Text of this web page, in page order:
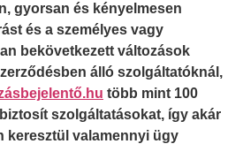
gyorsan és kényelmesen
és a személyes vagy
bekövetkezett változások
álló szolgáltatóknál,
több mint 100
szolgáltatásokat, így akár
keresztül valamennyi ügy